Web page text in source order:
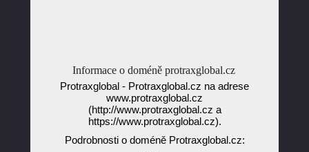
Informace o doméně protraxglobal.cz
Protraxglobal - Protraxglobal.cz na adrese
www.protraxglobal.cz
(http://www.protraxglobal.cz a
https://www.protraxglobal.cz).
Podrobnosti o doméně Protraxglobal.cz: